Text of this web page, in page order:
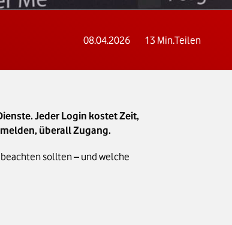
08.04.2026 13 Min.Teilen
Jeder Login kostet Zeit,
überall Zugang.
sollten – und welche